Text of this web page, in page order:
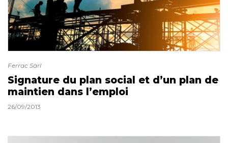
Ferrac Sàrl
Signature du plan social et d’un plan de
maintien dans l’emploi
26/09/2013